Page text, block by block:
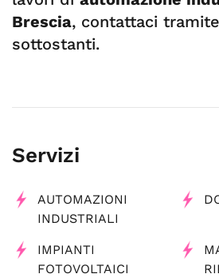
Brescia, contattaci
sottostanti.
Servizi
AUTOMAZIONI
INDUSTRIALI
IMPIANTI
FOTOVOLTAICI